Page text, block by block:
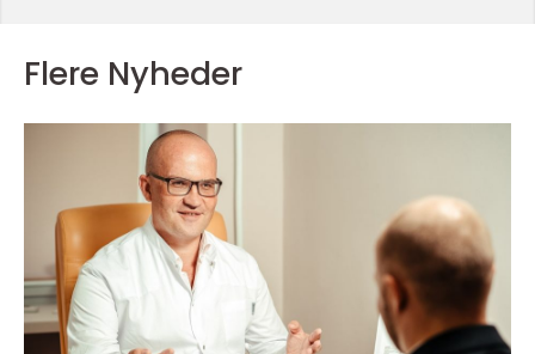
Flere Nyheder